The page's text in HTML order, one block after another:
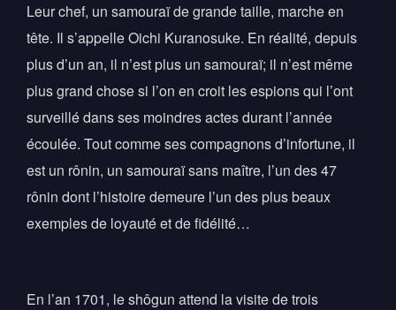
Leur chef, un samouraï de grande taille, marche en
tête. Il s’appelle Oichi Kuranosuke. En réalité, depuis
plus d’un an, il n’est plus un samouraï; il n’est même
plus grand chose si l’on en croit les espions qui l’ont
surveillé dans ses moindres actes durant l’année
écoulée. Tout comme ses compagnons d’infortune, il
est un rônin, un samouraï sans maître, l’un des 47
rônin dont l’histoire demeure l’un des plus beaux
exemples de loyauté et de fidélité…
En l’an 1701, le shôgun attend la visite de trois